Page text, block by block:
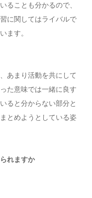
ることも分かるので、
に関してはライバルで
ます。
あまり活動を共にして
た意味では一緒に良す
ると分からない部分と
とめようとしている姿
れますか